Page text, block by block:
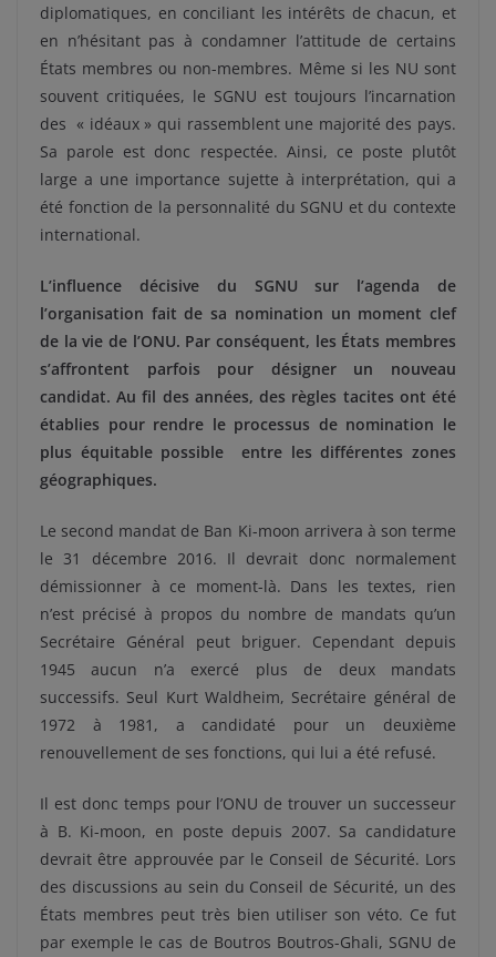
diplomatiques, en conciliant les intérêts de chacun, et
en n’hésitant pas à condamner l’attitude de certains
États membres ou non-membres. Même si les NU sont
souvent critiquées, le SGNU est toujours l’incarnation
des « idéaux » qui rassemblent une majorité des pays.
Sa parole est donc respectée. Ainsi, ce poste plutôt
large a une importance sujette à interprétation, qui a
été fonction de la personnalité du SGNU et du contexte
international.
L’influence décisive du SGNU sur l’agenda de
l’organisation fait de sa nomination un moment clef
de la vie de l’ONU. Par conséquent, les États membres
s’affrontent parfois pour désigner un nouveau
candidat. Au fil des années, des règles tacites ont été
établies pour rendre le processus de nomination le
plus équitable possible entre les différentes zones
géographiques.
Le second mandat de Ban Ki-moon arrivera à son terme
le 31 décembre 2016. Il devrait donc normalement
démissionner à ce moment-là. Dans les textes, rien
n’est précisé à propos du nombre de mandats qu’un
Secrétaire Général peut briguer. Cependant depuis
1945 aucun n’a exercé plus de deux mandats
successifs. Seul Kurt Waldheim, Secrétaire général de
1972 à 1981, a candidaté pour un deuxième
renouvellement de ses fonctions, qui lui a été refusé.
Il est donc temps pour l’ONU de trouver un successeur
à B. Ki-moon, en poste depuis 2007. Sa candidature
devrait être approuvée par le Conseil de Sécurité. Lors
des discussions au sein du Conseil de Sécurité, un des
États membres peut très bien utiliser son véto. Ce fut
par exemple le cas de Boutros Boutros-Ghali, SGNU de